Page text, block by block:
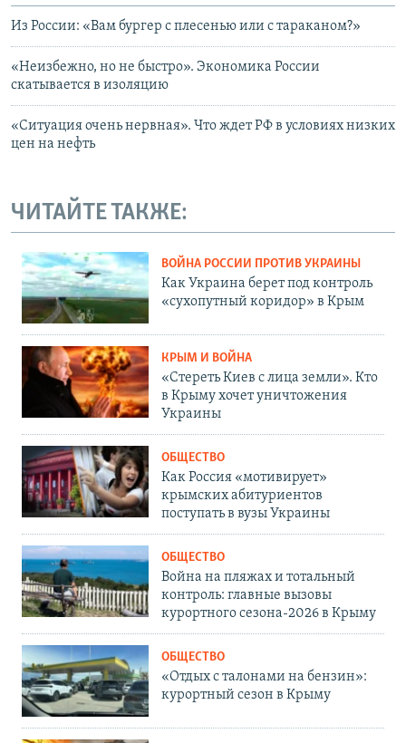
Из России: «Вам бургер с плесенью или с тараканом?»
«Неизбежно, но не быстро». Экономика России
скатывается в изоляцию
«Ситуация очень нервная». Что ждет РФ в условиях низких
цен на нефть
ЧИТАЙТЕ ТАКЖЕ:
ВОЙНА РОССИИ ПРОТИВ УКРАИНЫ
Как Украина берет под контроль
«сухопутный коридор» в Крым
КРЫМ И ВОЙНА
«Стереть Киев с лица земли». Кто
в Крыму хочет уничтожения
Украины
ОБЩЕСТВО
Как Россия «мотивирует»
крымских абитуриентов
поступать в вузы Украины
ОБЩЕСТВО
Война на пляжах и тотальный
контроль: главные вызовы
курортного сезона-2026 в Крыму
ОБЩЕСТВО
«Отдых с талонами на бензин»:
курортный сезон в Крыму